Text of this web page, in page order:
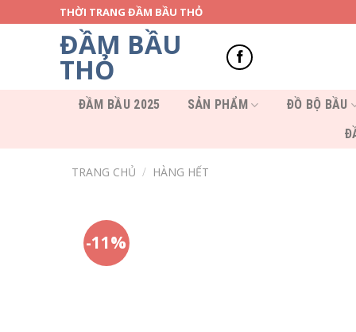
to
THỜI TRANG ĐẦM BẦU THỎ
ĐẦM BẦU
THỎ
ĐẦM BẦU 2025 SẢN PHẨM
ĐỒ BỘ BẦU
TRANG CHỦ / HÀNG HẾT
-11%